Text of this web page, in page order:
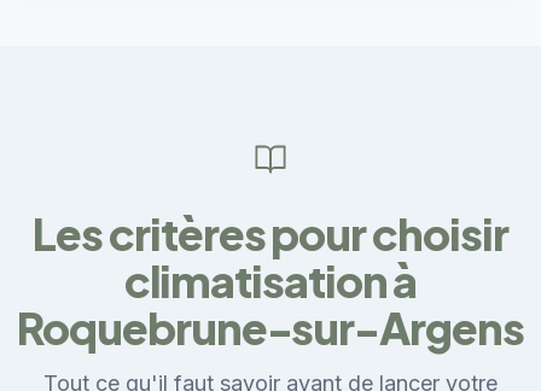
Les critères pour choisir
climatisation à
Roquebrune-sur-Argens
Tout ce qu'il faut savoir avant de lancer votre